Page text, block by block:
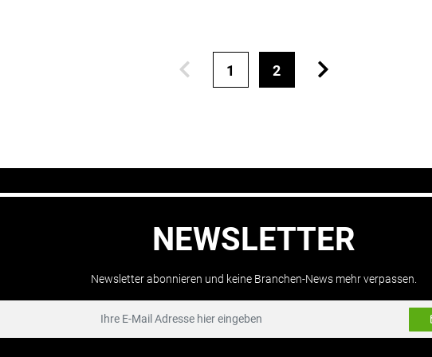
1 2
NEWSLETTER
Newsletter abonnieren und keine Branchen-News mehr verpassen.